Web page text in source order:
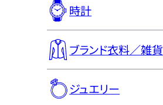
時計
ブランド衣料／雑貨
ジュエリー